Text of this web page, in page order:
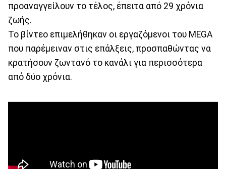
προαναγγείλουν το τέλος, έπειτα από 29 χρόνια
ζωής.
Το βίντεο επιμελήθηκαν οι εργαζόμενοι του MEGA
που παρέμειναν στις επάλξεις, προσπαθώντας να
κρατήσουν ζωντανό το κανάλι για περισσότερα
από δύο χρόνια.